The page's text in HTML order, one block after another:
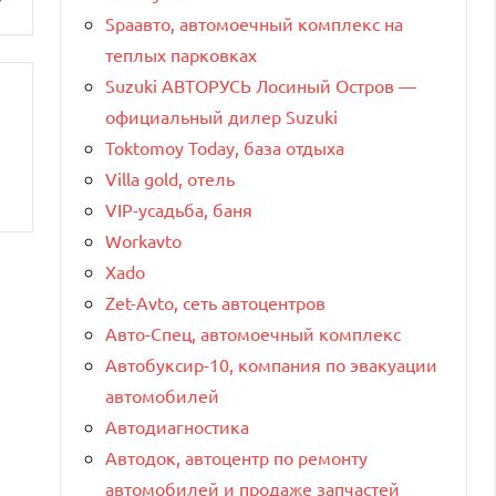
Spaавто, автомоечный комплекс на
теплых парковках
Suzuki АВТОРУСЬ Лосиный Остров —
официальный дилер Suzuki
Toktomoy Today, база отдыха
Villa gold, отель
VIP-усадьба, баня
Workavto
Xado
Zet-Avto, сеть автоцентров
Авто-Спец, автомоечный комплекс
Автобуксир-10, компания по эвакуации
автомобилей
Автодиагностика
Автодок, автоцентр по ремонту
автомобилей и продаже запчастей